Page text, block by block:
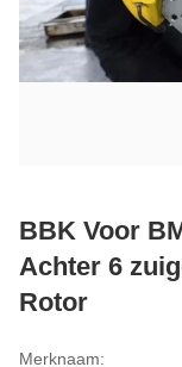
BBK Voor
Achter 6
Rotor
Merknaam: